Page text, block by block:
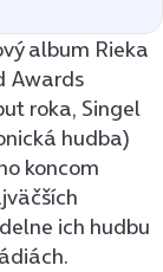
album Rieka
Awards
roka, Singel
hudba)
koncom
ich hudbu